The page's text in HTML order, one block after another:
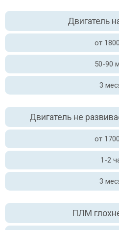
Двигатель
от
50-90
3
Двигатель не
от
1-2
3
ПЛМ